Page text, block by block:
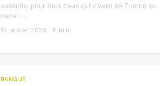
essentiel pour tous ceux qui vivent en France ou
dans l...
14 janvier 2025 · 6 min
BANQUE